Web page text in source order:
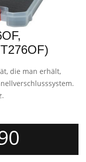
die man erhält,